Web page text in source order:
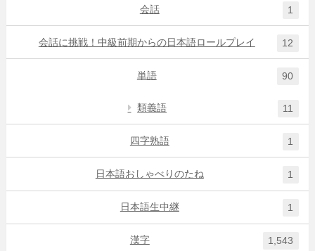
会話 1
会話に挑戦！中級前期からの日本語ロールプレイ 12
単語 90
類義語 11
四字熟語 1
日本語おしゃべりのたね 1
日本語生中継 1
漢字 1,543